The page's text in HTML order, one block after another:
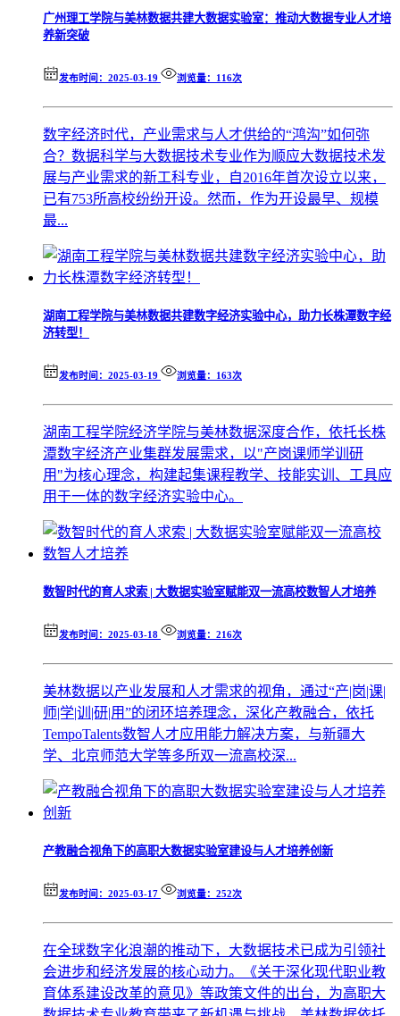
广州理工学院与美林数据共建大数据实验室：推动大数据专业人才培
养新突破
发布时间：2025-03-19 浏览量：116次
数字经济时代，产业需求与人才供给的“鸿沟”如何弥
合？数据科学与大数据技术专业作为顺应大数据技术发
展与产业需求的新工科专业，自2016年首次设立以来，
已有753所高校纷纷开设。然而，作为开设最早、规模
最...
湖南工程学院与美林数据共建数字经济实验中心，助力长株潭数字经
济转型！
发布时间：2025-03-19 浏览量：163次
湖南工程学院经济学院与美林数据深度合作，依托长株
潭数字经济产业集群发展需求，以"产岗课师学训研
用"为核心理念，构建起集课程教学、技能实训、工具应
用于一体的数字经济实验中心。
数智时代的育人求索 | 大数据实验室赋能双一流高校数智人才培养
发布时间：2025-03-18 浏览量：216次
美林数据以产业发展和人才需求的视角，通过“产|岗|课|
师|学|训|研|用”的闭环培养理念，深化产教融合，依托
TempoTalents数智人才应用能力解决方案，与新疆大
学、北京师范大学等多所双一流高校深...
产教融合视角下的高职大数据实验室建设与人才培养创新
发布时间：2025-03-17 浏览量：252次
在全球数字化浪潮的推动下，大数据技术已成为引领社
会进步和经济发展的核心动力。《关于深化现代职业教
育体系建设改革的意见》等政策文件的出台，为高职大